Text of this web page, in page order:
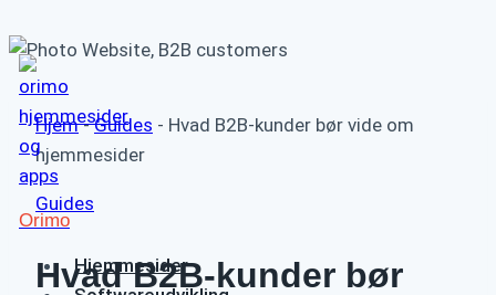
Fortsæt
til
indhold
Orimo
Hjemmesider
Hjem-Guides - Hvad B2B-kunder bør vide om
hjemmesider
Guides
Hvad B2B-kunder bør